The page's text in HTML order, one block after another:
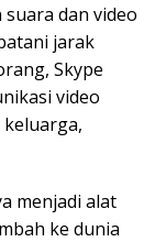
dan video
jarak
Skype
video
menjadi alat
ke dunia